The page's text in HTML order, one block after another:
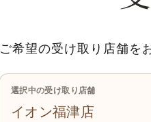
ご希望の受け取り店舗を
選択中の受け取り店舗
イオン福津店